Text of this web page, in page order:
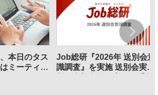
本日のタス
ミーティン
Job総研『2026年 送別会意
識調査』を実施 送別会実施